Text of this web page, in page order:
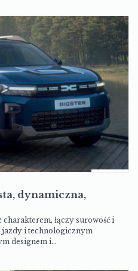
dynamiczna,
łączy surowość i
i technologicznym
designem i…